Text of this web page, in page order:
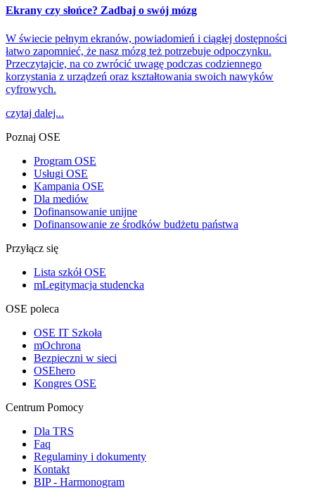
Ekrany czy słońce? Zadbaj o swój mózg
W świecie pełnym ekranów, powiadomień i ciągłej dostępności
łatwo zapomnieć, że nasz mózg też potrzebuje odpoczynku.
Przeczytajcie, na co zwrócić uwagę podczas codziennego
korzystania z urządzeń oraz kształtowania swoich nawyków
cyfrowych.
czytaj dalej...
Poznaj OSE
Program OSE
Usługi OSE
Kampania OSE
Dla mediów
Dofinansowanie unijne
Dofinansowanie ze środków budżetu państwa
Przyłącz się
Lista szkół OSE
mLegitymacja studencka
OSE poleca
OSE IT Szkoła
mOchrona
Bezpieczni w sieci
OSEhero
Kongres OSE
Centrum Pomocy
Dla TRS
Faq
Regulaminy i dokumenty
Kontakt
BIP - Harmonogram